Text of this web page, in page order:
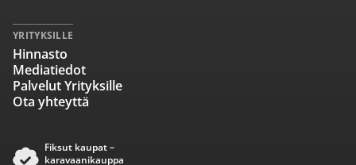
YRITYKSILLE
Hinnasto
Mediatiedot
Palvelut Yrityksille
Ota yhteyttä
Fiksut kaupat –
karavaanikauppa